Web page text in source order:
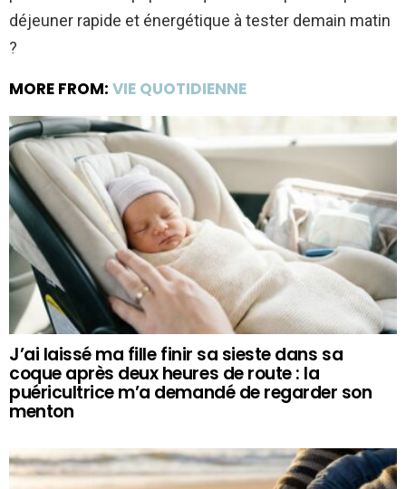
déjeuner rapide et énergétique à tester demain matin
?
MORE FROM: VIE QUOTIDIENNE
J’ai laissé ma fille finir sa sieste dans sa
coque après deux heures de route : la
puéricultrice m’a demandé de regarder son
menton